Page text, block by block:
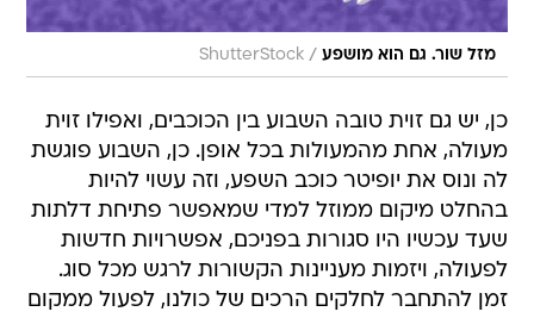
מזל שור. גם הוא מושפע /
ShutterStock
כן, יש גם זוית טובה השבוע בין הכוכבים, ואפילו זוית
מעולה, אחת מהמעולות בכל אופן. כן, השבוע פוגשת
לה ונוס את יופיטר כוכב השפע, וזה עשוי להיות
בהחלט מיקום ממוזל למדי שמאפשר פתיחת דלתות
שעד עכשיו היו סגורות בפניכם, אפשרויות חדשות
לפעולה, ויזמות מעניינות הקשורות לרגש מכל סוג.
זמן להתחבר לחלקים הרכים של כולנו, לפעול ממקום